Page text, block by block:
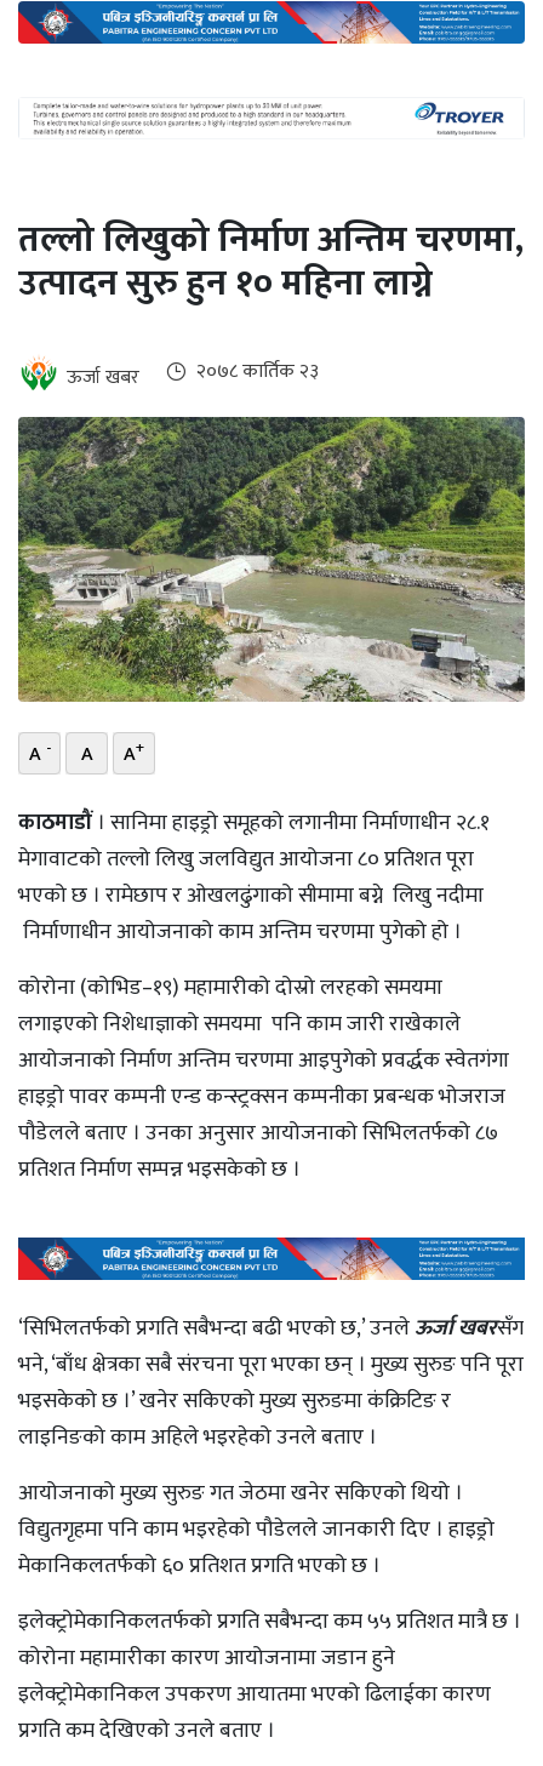
ऊर्जा
दक्षता
खबर
हरित
इभी
सम्पादकीय
बैंक
पर्यटन
भिडियो
छापा
खोज
प्रोफाइल
विशेष
तल्लो लिखुको निर्माण अन्तिम चरणमा,
उत्पादन सुरु हुन १० महिना लाग्ने
ऊर्जा खबर २०७८ कार्तिक २३
A - A A+
काठमाडौं। सानिमा हाइड्रो समूहको लगानीमा निर्माणाधीन २८.१
मेगावाटको तल्लो लिखु जलविद्युत आयोजना ८० प्रतिशत पूरा
भएको छ । रामेछाप र ओखलढुंगाको सीमामा बग्ने लिखु नदीमा
निर्माणाधीन आयोजनाको काम अन्तिम चरणमा पुगेको हो ।
कोरोना (कोभिड–१९) महामारीको दोस्रो लरहको समयमा
लगाइएको निशेधाज्ञाको समयमा पनि काम जारी राखेकाले
आयोजनाको निर्माण अन्तिम चरणमा आइपुगेको प्रवर्द्धक स्वेतगंगा
हाइड्रो पावर कम्पनी एन्ड कन्स्ट्रक्सन कम्पनीका प्रबन्धक भोजराज
पौडेलले बताए । उनका अनुसार आयोजनाको सिभिलतर्फको ८७
प्रतिशत निर्माण सम्पन्न भइसकेको छ ।
‘सिभिलतर्फको प्रगति सबैभन्दा बढी भएको छ,’ उनलेऊर्जा खबरसँग
भने, ‘बाँध क्षेत्रका सबै संरचना पूरा भएका छन् । मुख्य सुरुङ पनि पूरा
भइसकेको छ ।’ खनेर सकिएको मुख्य सुरुङमा कंक्रिटिङ र
लाइनिङको काम अहिले भइरहेको उनले बताए ।
आयोजनाको मुख्य सुरुङ गत जेठमा खनेर सकिएको थियो ।
विद्युतगृहमा पनि काम भइरहेको पौडेलले जानकारी दिए । हाइड्रो
मेकानिकलतर्फको ६० प्रतिशत प्रगति भएको छ ।
इलेक्ट्रोमेकानिकलतर्फको प्रगति सबैभन्दा कम ५५ प्रतिशत मात्रै छ ।
कोरोना महामारीका कारण आयोजनामा जडान हुने
इलेक्ट्रोमेकानिकल उपकरण आयातमा भएको ढिलाईका कारण
प्रगति कम देखिएको उनले बताए ।